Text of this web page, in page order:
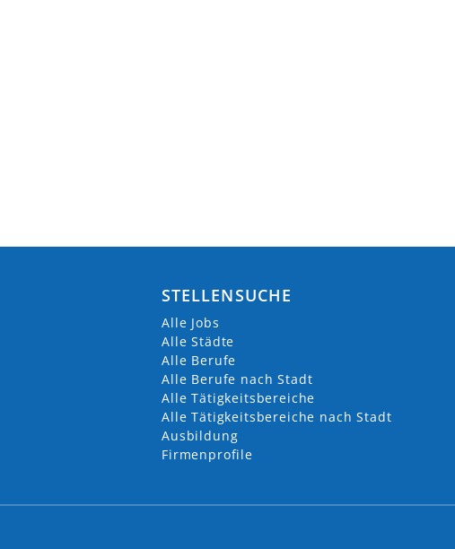
STELLENSUCHE
Alle Jobs
Alle Städte
Alle Berufe
Alle Berufe nach Stadt
Alle Tätigkeitsbereiche
Alle Tätigkeitsbereiche nach Stadt
Ausbildung
Firmenprofile